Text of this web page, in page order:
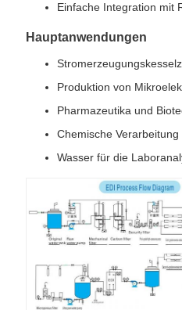
Einfache Integration mit
Hauptanwendungen
Produktion von
Pharmazeutika und
Chemische Verarbeitung
Wasser für die